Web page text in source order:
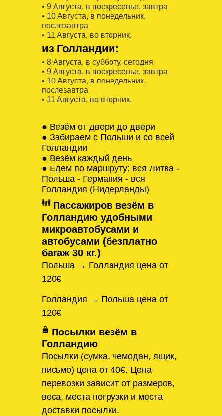
• 9 Августa, в воскресенье, завтра
• 10 Августa, в понедельник,
послезавтра
• 11 Августa, во вторник,
из Голландии:
• 8 Августa, в субботу, сегодня
• 9 Августa, в воскресенье, завтра
• 10 Августa, в понедельник,
послезавтра
• 11 Августa, во вторник,
● Везём от двери до двери
● Забираем с Польши и со всей
Голландии
● Везём каждый день
● Едем по маршруту: вся Литва -
Польша - Германия - вся
Голландия (Нидерланды)
Пассажиров везём в
Голландию удобными
микроавтобусами и
автобусами (безплатно
багаж 30 кг.)
Польша → Голландия цена от
120€
Голландия → Польша цена от
120€
Посылки везём в
Голландию
Посылки (сумка, чемодан, ящик,
письмо) цена от 40€. Цена
перевозки зависит от размеров,
веса, места погрузки и места
доставки посылки.